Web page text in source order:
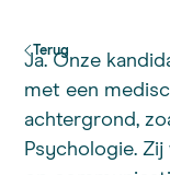
Terug
Ja. Onze
met een
achtergrond,
Psychologie.